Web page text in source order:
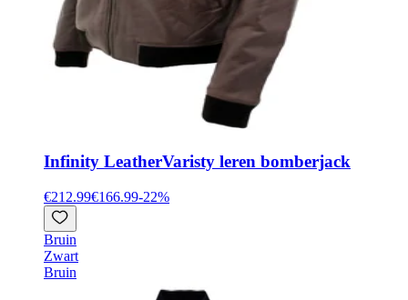
Infinity LeatherVaristy leren bomberjack
€212.99€166.99-22%
Bruin
Zwart
Bruin